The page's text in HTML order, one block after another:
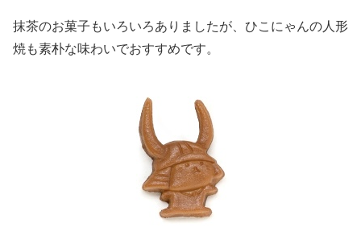
抹茶のお菓子もいろいろありましたが、ひこにゃんの人形
焼も素朴な味わいでおすすめです。